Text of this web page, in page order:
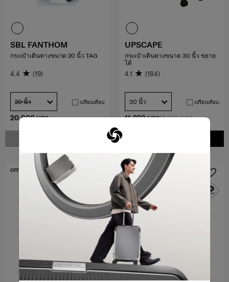
20,000 บาท
SBL FANTHOM
กระเป๋าเดินทางขนาด 20 นิ้ว TAG
4.4 (19)
20 นิ้ว เปรียบเทียบ
16,900 บาท
11,830 บาท
UPSCAPE
กระเป๋าเดินทางขนาด 30 นิ้ว ขยาย
ได้
4.1 (184)
30 นิ้ว เปรียบเทียบ
OFFERS 15% OFFERS 30%